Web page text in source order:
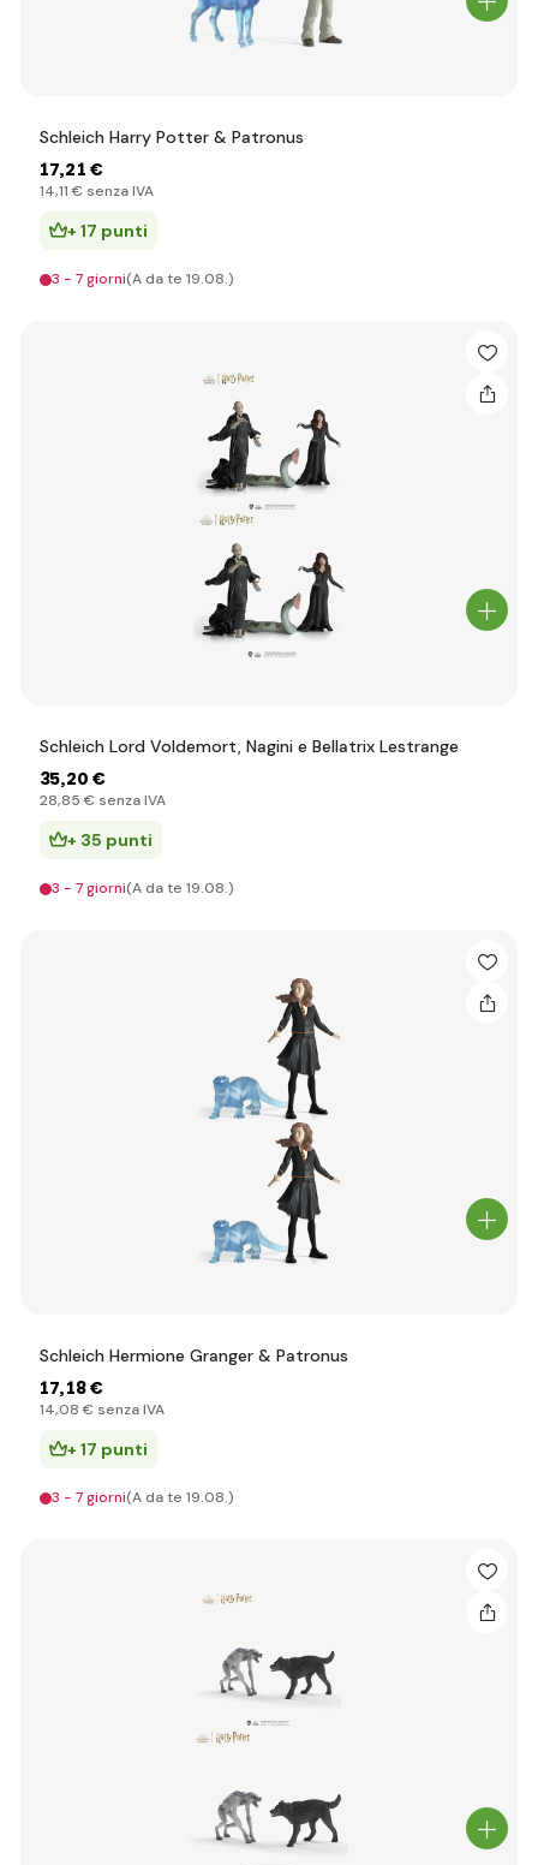
Schleich Harry Potter & Patronus
17,21 €
14,11 € senza IVA
+ 17 punti
3 - 7 giorni(A da te 19.08.)
Schleich Lord Voldemort, Nagini e Bellatrix Lestrange
35,20 €
28,85 € senza IVA
+ 35 punti
3 - 7 giorni(A da te 19.08.)
Schleich Hermione Granger & Patronus
17,18 €
14,08 € senza IVA
+ 17 punti
3 - 7 giorni(A da te 19.08.)